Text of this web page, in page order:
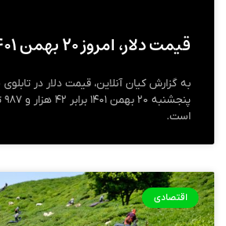
قیمت دلار، امروز ۲۰ بهمن ۱۴۰۱
به گزارش کیان آنلاین، قیمت دلار در
است.
اقتصادی